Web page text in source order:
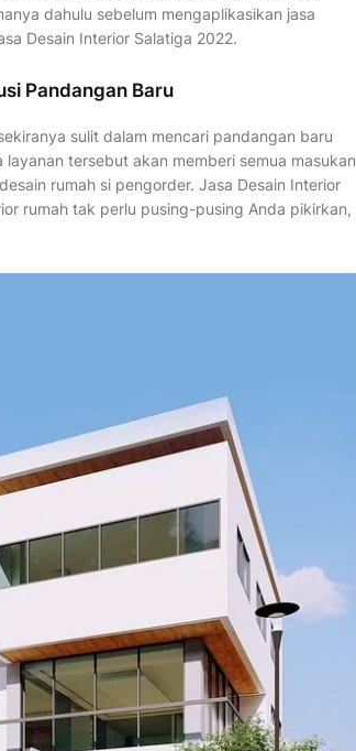
dahulu sebelum mengaplikasikan jasa
Desain Interior Salatiga 2022.
Pandangan Baru
sulit dalam mencari pandangan baru
tersebut akan memberi semua masukan
rumah si pengorder. Jasa Desain Interior
rumah tak perlu pusing-pusing Anda pikirkan,